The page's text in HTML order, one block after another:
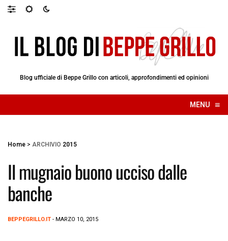
Blog ufficiale di Beppe Grillo con articoli, approfondimenti ed opinioni
MENU ≡
☰
Home > ARCHIVIO 2015
Il mugnaio buono ucciso dalle
banche
BEPPEGRILLO.IT - MARZO 10, 2015